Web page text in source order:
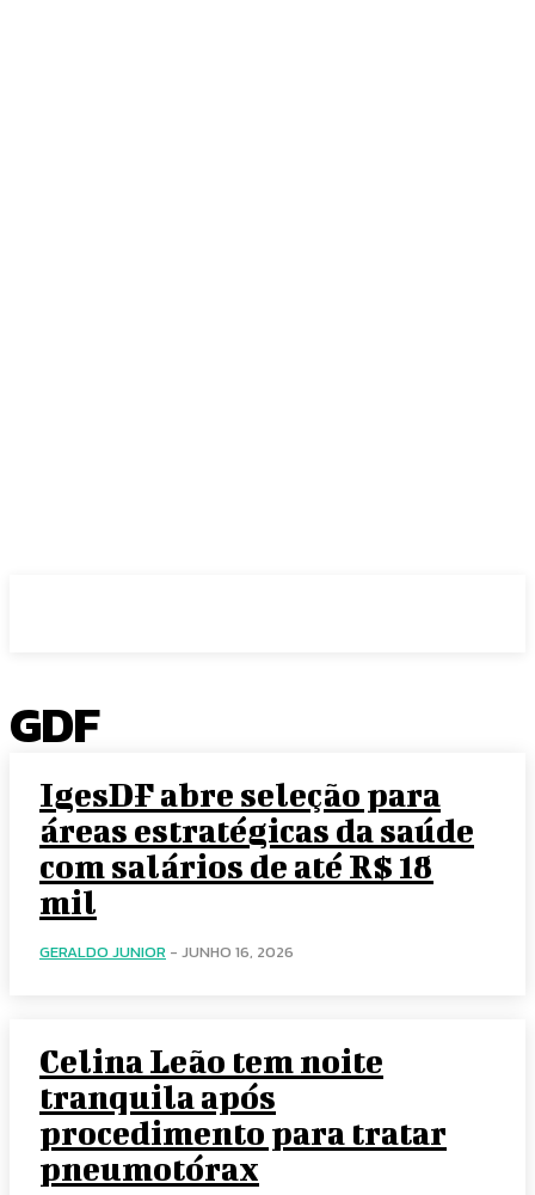
GDF
IgesDF abre seleção para
áreas estratégicas da saúde
com salários de até R$ 18
mil
GERALDO JUNIOR - JUNHO 16, 2026
Celina Leão tem noite
tranquila após
procedimento para tratar
pneumotórax